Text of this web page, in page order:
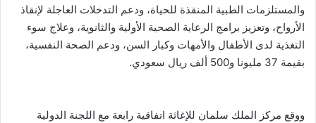
والمستلزمات الطبية المنقذة للحياة، ودعم التدخلات العاجلة لإنقاذ
الأرواح، وتعزيز برامج الرعاية الصحية الأولية والثانوية، وعلاج سوء
التغذية لدى الأطفال والأمهات وكبار السن، ودعم الصحة النفسية،
بقيمة 37 مليونا و500 ألف ريال سعودي.
ووقع مركز الملك سلمان للإغاثة اتفاقية رابعة مع اللجنة الدولية